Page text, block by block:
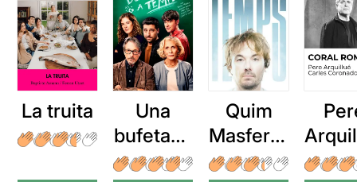
La truita
Una
bufetada
a temps
Quim
Masferre
r: Temps
: